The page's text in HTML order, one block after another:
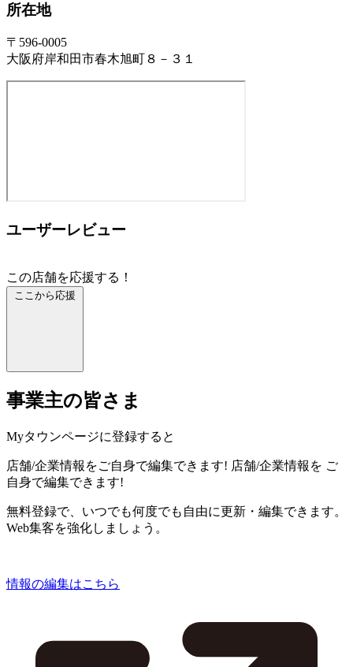
所在地
〒596-0005
大阪府岸和田市春木旭町８－３１
ユーザーレビュー
この店舗を応援する！
ここから応援
事業主の皆さま
Myタウンページに登録すると
店舗/企業情報をご自身で編集できます! 店舗/企業情報を ご
自身で編集できます!
無料登録で、いつでも何度でも自由に更新・編集できます。
Web集客を強化しましょう。
情報の編集はこちら